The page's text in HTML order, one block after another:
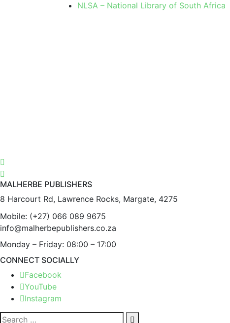
NLSA – National Library of South Africa
MALHERBE PUBLISHERS
8 Harcourt Rd, Lawrence Rocks, Margate, 4275
Mobile: (+27) 066 089 9675
info@malherbepublishers.co.za
Monday – Friday: 08:00 – 17:00
CONNECT SOCIALLY
Facebook
YouTube
Instagram